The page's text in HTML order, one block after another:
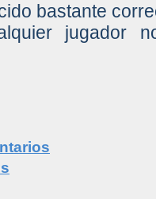
bastante
jugador